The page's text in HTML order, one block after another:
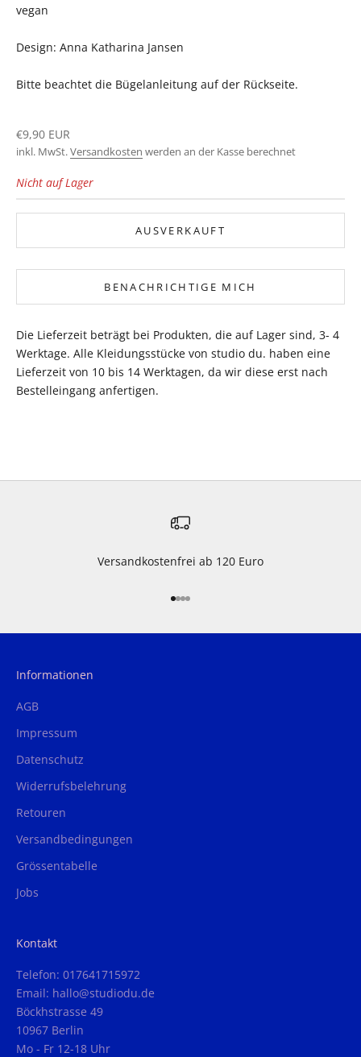
vegan
Design: Anna Katharina Jansen
Bitte beachtet die Bügelanleitung auf der Rückseite.
Angebot
€9,90 EUR
inkl. MwSt.Versandkosten werden an der Kasse berechnet
Nicht auf Lager
AUSVERKAUFT
BENACHRICHTIGE MICH
Die Lieferzeit beträgt bei Produkten, die auf Lager sind, 3- 4
Werktage. Alle Kleidungsstücke von studio du. haben eine
Lieferzeit von 10 bis 14 Werktagen, da wir diese erst nach
Bestelleingang anfertigen.
Versandkostenfrei ab 120 Euro
Gehe zu Element 1
Gehe zu Element 2
Gehe zu Element 3
Gehe zu Element 4
Informationen
AGB
Impressum
Datenschutz
Widerrufsbelehrung
Retouren
Versandbedingungen
Grössentabelle
Jobs
Kontakt
Telefon: 017641715972
Email: hallo@studiodu.de
Böckhstrasse 49
10967 Berlin
Mo - Fr 12-18 Uhr